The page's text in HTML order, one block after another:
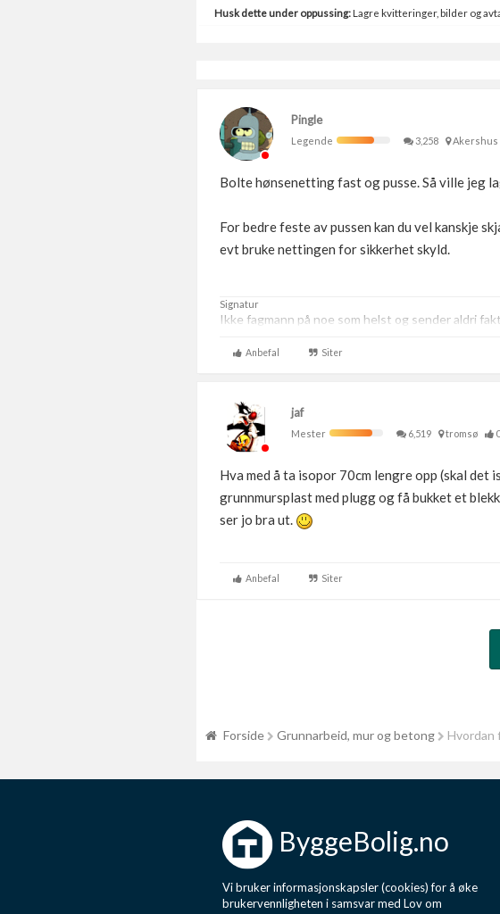
Husk dette under oppussing:Lagre kvitteringer, bilder og
Pingle
Legende
3,258 Akershus
Bolte hønsenetting fast og pusse. Så ville jeg
For bedre feste av pussen kan du vel kanskje
evt bruke nettingen for sikkerhet skyld.
Signatur
Ikke fagmann på noe som helst og sender aldri
Anbefal Siter
jaf
Mester
6,519 tromsø 0
Hva med å ta isopor 70cm lengre opp (skal
grunnmursplast med plugg og få bukket et
ser jo bra ut.
Anbefal Siter
Forside Grunnarbeid, mur og betong Hvordan
ByggeBolig.no
Vi bruker informasjonskapsler (cookies) for å øke
brukervennligheten i samsvar med Lov om